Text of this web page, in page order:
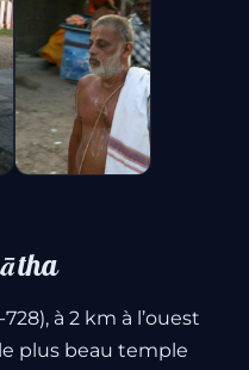
à 2 km à l’ouest
plus beau temple